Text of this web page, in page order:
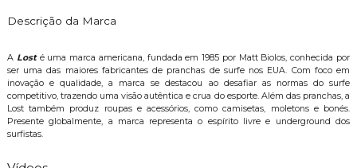
Descrição da Marca
A Losté uma marca americana, fundada em 1985 por Matt Biolos, conhecida por
ser uma das maiores fabricantes de pranchas de surfe nos EUA. Com foco em
inovação e qualidade, a marca se destacou ao desafiar as normas do surfe
competitivo, trazendo uma visão autêntica e crua do esporte. Além das pranchas, a
Lost também produz roupas e acessórios, como camisetas, moletons e bonés.
Presente globalmente, a marca representa o espírito livre e underground dos
surfistas.